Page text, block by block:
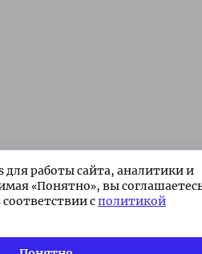
🌟
работы сайта, аналитики и
«Понятно», вы
сполитикой